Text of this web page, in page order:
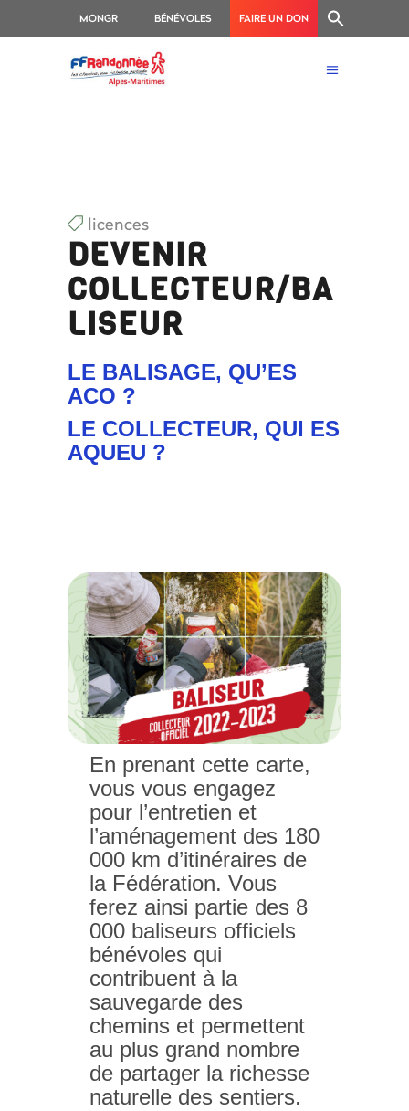
MONGR BÉNÉVOLES FAIRE UN DON
licences
DEVENIR
COLLECTEUR/BA
LISEUR
LE BALISAGE, QU’ES
ACO ?
LE COLLECTEUR, QUI ES
AQUEU ?
En prenant cette carte,
vous vous engagez
pour l’entretien et
l’aménagement des 180
000 km d’itinéraires de
la Fédération. Vous
ferez ainsi partie des 8
000 baliseurs officiels
bénévoles qui
contribuent à la
sauvegarde des
chemins et permettent
au plus grand nombre
de partager la richesse
naturelle des sentiers.